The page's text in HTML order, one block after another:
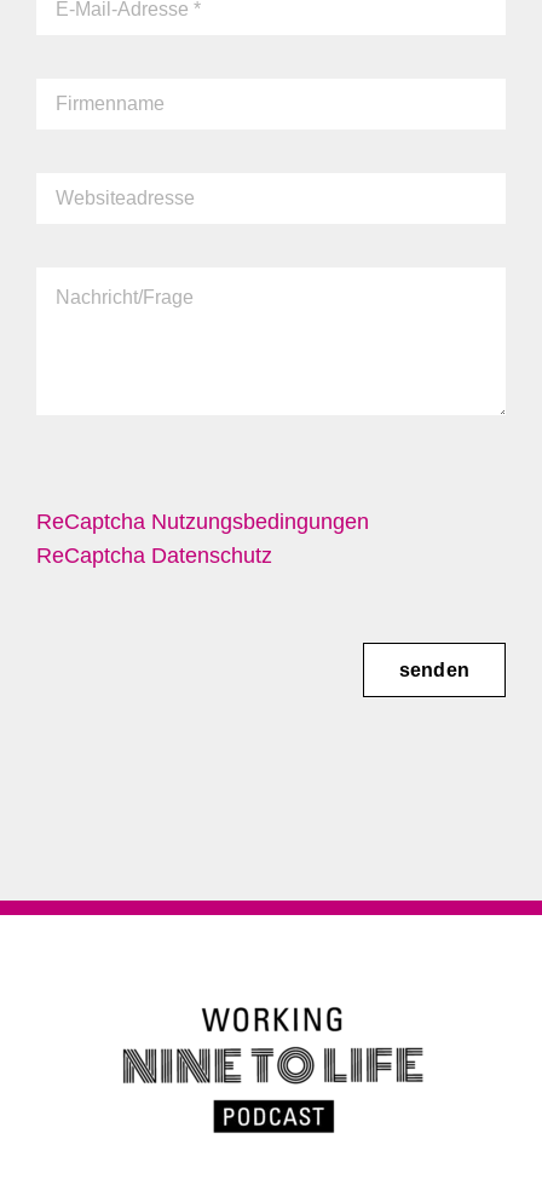
ReCaptcha Nutzungsbedingungen
ReCaptcha Datenschutz
senden